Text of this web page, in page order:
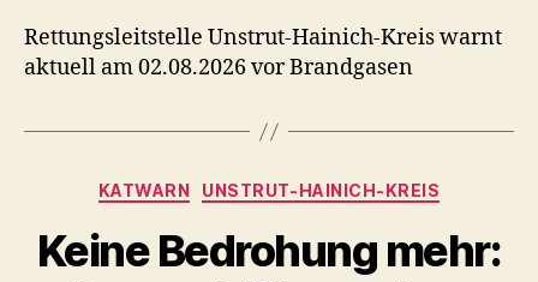
Rauchentwicklung
Brandereignis
Bad
Gartenanlage
Volkspark
Rettungsleitstelle Unstrut-Hainich-Kreis warnt
aktuell am 02.08.2026 vor Brandgasen
Kategorien
KATWARN UNSTRUT-HAINICH-KREIS
Keine Bedrohung mehr: